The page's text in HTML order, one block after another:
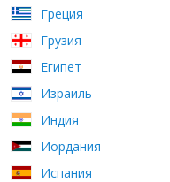
Греция
Грузия
Египет
Израиль
Индия
Иордания
Испания